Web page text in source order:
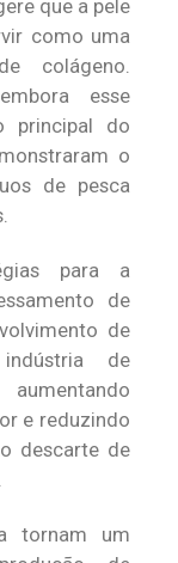
que a pele
como uma
colágeno.
esse
principal do
o
de pesca
para a
de
de
de
e reduzindo
descarte de
tornam um